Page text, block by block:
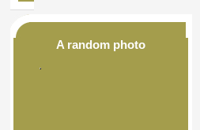
A random photo